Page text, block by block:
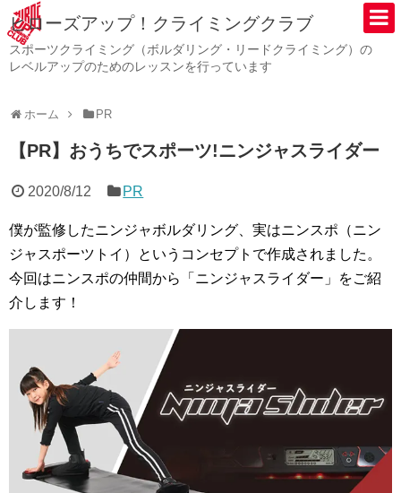
ヒローズアップ！クライミングクラブ
スポーツクライミング（ボルダリング・リードクライミング）の
レベルアップのためのレッスンを行っています
ホーム PR
【PR】おうちでスポーツ!ニンジャスライダー
2020/8/12 PR
僕が監修したニンジャボルダリング、実はニンスポ（ニン
ジャスポーツトイ）というコンセプトで作成されました。
今回はニンスポの仲間から「ニンジャスライダー」をご紹
介します！